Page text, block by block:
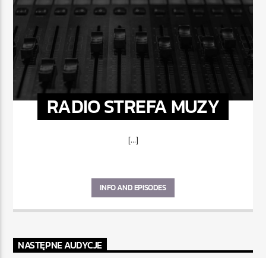
RADIO STREFA MUZY
[...]
INFO AND EPISODES
NASTĘPNE AUDYCJE